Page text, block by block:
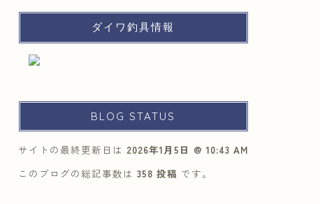
ダイワ釣具情報
BLOG STATUS
サイトの最終更新日は 2026年1月5日 @ 10:43 AM
このブログの総記事数は 358 投稿 です。